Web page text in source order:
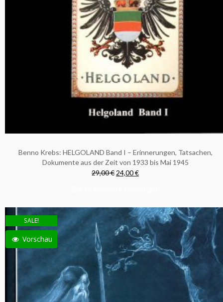
Benno Krebs: HELGOLAND Band I – Erinnerungen, Tatsachen,
Dokumente aus der Zeit von 1933 bis Mai 1945
29,00 € 24,00 €
SALE!
Vorschau